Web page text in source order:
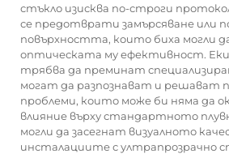
стъкло изисква по-строги
се предотврати замърсяване или
повърхността, които биха могли
оптическата му ефективност.
трябва да преминат
могат да разпознават и решават
проблеми, които може би няма да
влияние върху стандартното
могли да засегнат визуалното
инсталациите с ултрапрозрачно